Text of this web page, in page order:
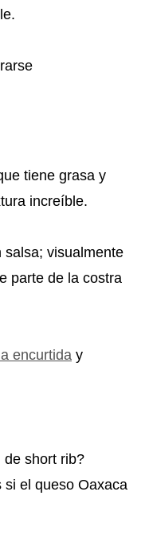
tiene grasa y
increíble.
salsa; visualmente
parte de la costra
encurtida y
de short rib?
si el queso Oaxaca